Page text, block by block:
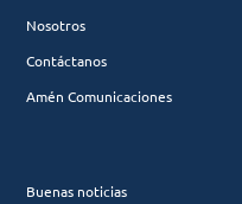
Nosotros
Contáctanos
Amén Comunicaciones
Buenas noticias